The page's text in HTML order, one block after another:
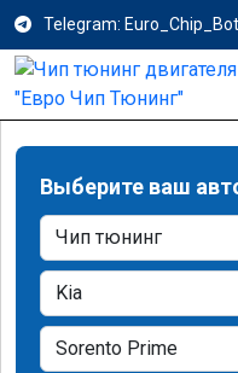
Telegram: Euro_Chip_Bot
Выберите ваш